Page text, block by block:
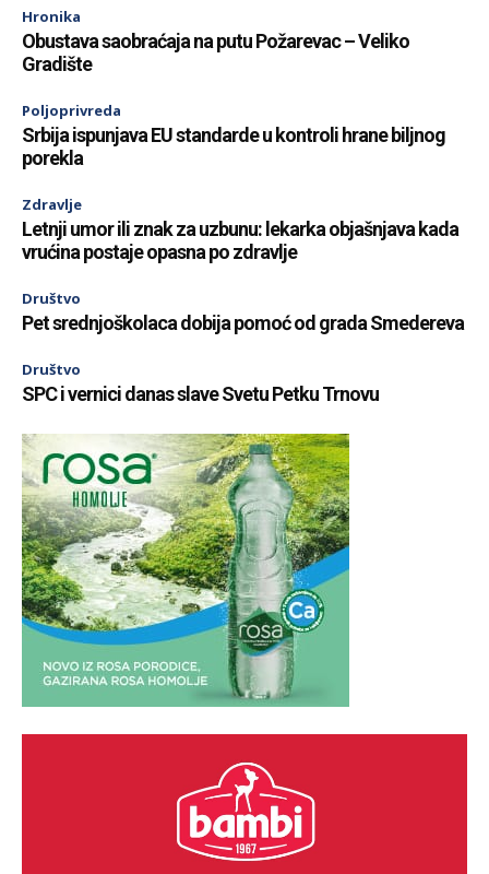
Hronika
Obustava saobraćaja na putu Požarevac – Veliko
Gradište
Poljoprivreda
Srbija ispunjava EU standarde u kontroli hrane biljnog
porekla
Zdravlje
Letnji umor ili znak za uzbunu: lekarka objašnjava kada
vrućina postaje opasna po zdravlje
Društvo
Pet srednjoškolaca dobija pomoć od grada Smedereva
Društvo
SPC i vernici danas slave Svetu Petku Trnovu